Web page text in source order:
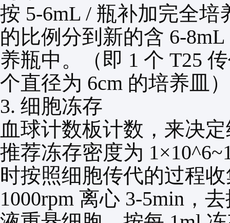
按 5-6mL / 瓶补加完全培
的比例分到新的含 6-8mL
养瓶中。（即 1 个 T25
个直径为 6cm 的培养皿）
3. 细胞冻存
血球计数板计数，来决
推荐冻存密度为
时按照细胞传代的过程
1000rpm 离心 3-5min ，